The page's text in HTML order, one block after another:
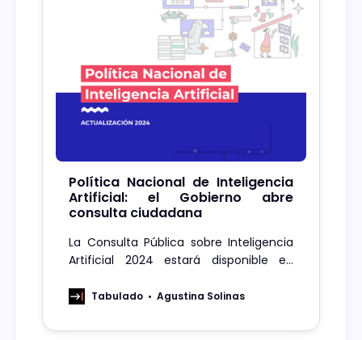
Política Nacional de Inteligencia
Artificial: el Gobierno abre
consulta ciudadana
La Consulta Pública sobre Inteligencia
Artificial 2024 estará disponible en
marzo. Es una instancia que pretende
uso de esta tecnología.
Tabulado Agustina Solinas